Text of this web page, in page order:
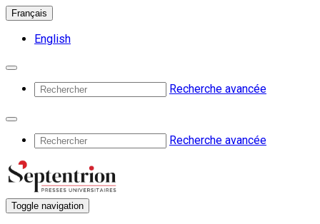
Français
English
Recherche avancée
Recherche avancée
Toggle navigation